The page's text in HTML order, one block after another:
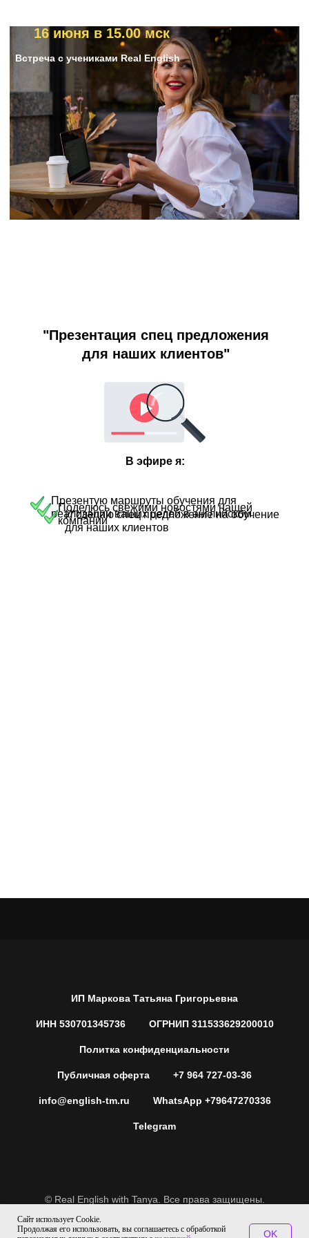
16 июня в 15.00 мск
Встреча с учениками Real English
В эфире я:
Презентую маршруты обучения для
реализации ваших целей в английском
"Презентация спец предложения
для наших клиентов"
Поделюсь свежими новостями нашей
компании
И сделаю спец предложение на обучение
для наших клиентов
ИП Маркова Татьяна Григорьевна
ИНН 530701345736 ОГРНИП 311533629200010
Политка конфиденциальности
Публичная оферта +7 964 727-03-36
info@english-tm.ru WhatsApp +79647270336
Telegram
© Real English with Tanya. Все права защищены.
Сайт использует Cookie.
Продолжая его использовать, вы соглашаетесь с обработкой
OK